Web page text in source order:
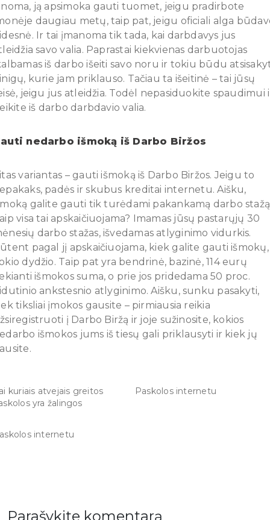
ją apsimoka gauti tuomet, jeigu pradirbote
daugiau metų, taip pat, jeigu oficiali alga
Ir tai įmanoma tik tada, kai darbdavys jus
savo valia. Paprastai kiekvienas darbuotojas
iš darbo išeiti savo noru ir tokiu būdu
kurie jam priklauso. Tačiau ta išeitinė – tai jūsų
jeigu jus atleidžia. Todėl nepasiduokite spaudimui
iš darbo darbdavio valia.
nedarbo išmoką iš Darbo Biržos
variantas – gauti išmoką iš Darbo Biržos. Jeigu to
padės ir skubus kreditai internetu. Aišku,
galite gauti tik turėdami pakankamą darbo
visa tai apskaičiuojama? Imamas jūsų pastarųjų 30
darbo stažas, išvedamas atlyginimo vidurkis.
pagal jį apskaičiuojama, kiek galite gauti išmokų,
dydžio. Taip pat yra bendrinė, bazinė, 114 eurų
išmokos suma, o prie jos pridedama 50 proc.
ankstesnio atlyginimo. Aišku, sunku pasakyti,
tiksliai įmokos gausite – pirmiausia reikia
į Darbo Biržą ir joje sužinosite, kokios
išmokos jums iš tiesų gali priklausyti ir kiek jų
kuriais atvejais greitos
yra žalingos
Paskolos internetu
internetu
Parašykite komentarą